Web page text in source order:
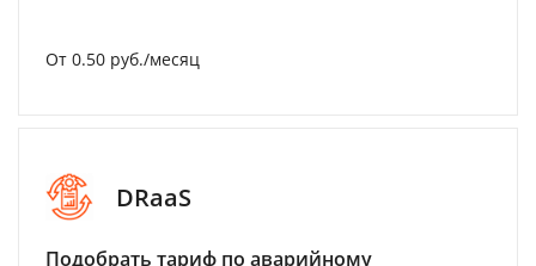
От 0.50 руб./месяц
DRaaS
Подобрать тариф по аварийному